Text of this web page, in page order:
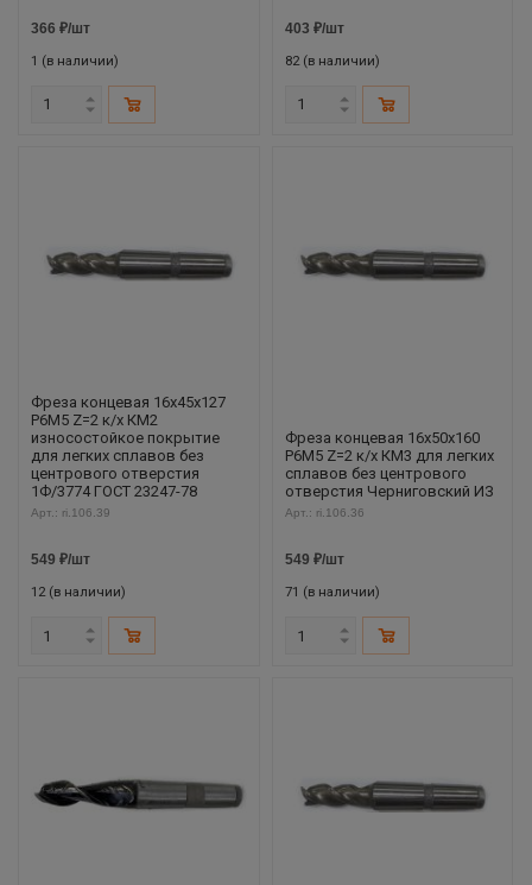
366 ₽/шт
1 (в наличии)
403 ₽/шт
82 (в наличии)
Фреза концевая 16х45х127
Р6М5 Z=2 к/х КМ2
износостойкое покрытие
для легких сплавов без
центрового отверстия
1Ф/3774 ГОСТ 23247-78
Арт.: ri.106.39
549 ₽/шт
12 (в наличии)
Фреза концевая 16х50х160
Р6М5 Z=2 к/х КМ3 для легких
сплавов без центрового
отверстия Черниговский ИЗ
Арт.: ri.106.36
549 ₽/шт
71 (в наличии)